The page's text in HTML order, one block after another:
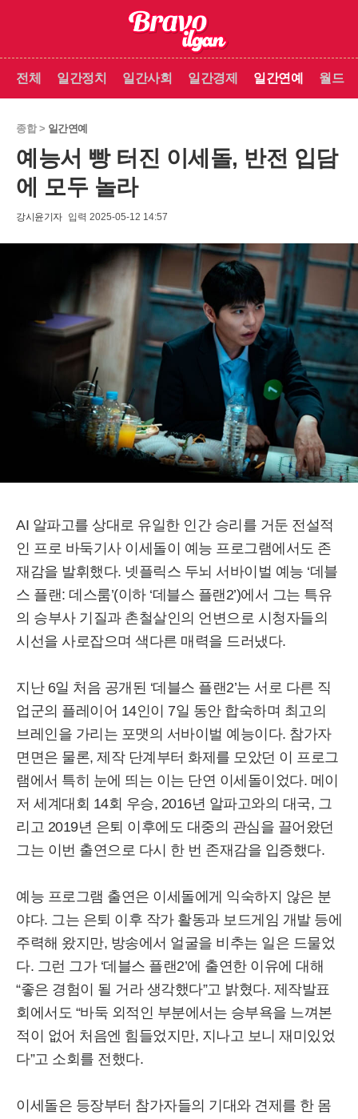
전체 일간정치 일간사회 일간경제 일간연예 월드
종합 > 일간연예
예능서 빵 터진 이세돌, 반전 입담
에 모두 놀라
강시윤기자 입력 2025-05-12 14:57
AI 알파고를 상대로 유일한 인간 승리를 거둔 전설적
인 프로 바둑기사 이세돌이 예능 프로그램에서도 존
재감을 발휘했다. 넷플릭스 두뇌 서바이벌 예능 ‘데블
스 플랜: 데스룸’(이하 ‘데블스 플랜2’)에서 그는 특유
의 승부사 기질과 촌철살인의 언변으로 시청자들의
시선을 사로잡으며 색다른 매력을 드러냈다.
지난 6일 처음 공개된 ‘데블스 플랜2’는 서로 다른 직
업군의 플레이어 14인이 7일 동안 합숙하며 최고의
브레인을 가리는 포맷의 서바이벌 예능이다. 참가자
면면은 물론, 제작 단계부터 화제를 모았던 이 프로그
램에서 특히 눈에 띄는 이는 단연 이세돌이었다. 메이
저 세계대회 14회 우승, 2016년 알파고와의 대국, 그
리고 2019년 은퇴 이후에도 대중의 관심을 끌어왔던
그는 이번 출연으로 다시 한 번 존재감을 입증했다.
예능 프로그램 출연은 이세돌에게 익숙하지 않은 분
야다. 그는 은퇴 이후 작가 활동과 보드게임 개발 등에
주력해 왔지만, 방송에서 얼굴을 비추는 일은 드물었
다. 그런 그가 ‘데블스 플랜2’에 출연한 이유에 대해
“좋은 경험이 될 거라 생각했다”고 밝혔다. 제작발표
회에서도 “바둑 외적인 부분에서는 승부욕을 느껴본
적이 없어 처음엔 힘들었지만, 지나고 보니 재미있었
다”고 소회를 전했다.
이세돌은 등장부터 참가자들의 기대와 견제를 한 몸